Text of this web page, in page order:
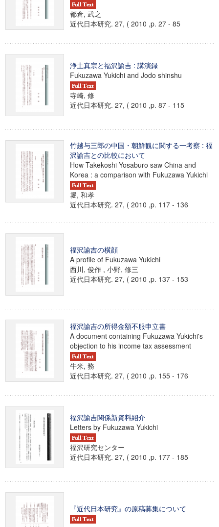
都倉, 武之
近代日本研究. 27, ( 2010 ,p. 27 - 85
浄土真宗と福沢諭吉 : 講演録
Fukuzawa Yukichi and Jodo shinshu
寺崎, 修
近代日本研究. 27, ( 2010 ,p. 87 - 115
竹越与三郎の中国・朝鮮観に関する一考察 : 福
沢諭吉との比較において
How Takekoshi Yosaburo saw China and
Korea : a comparison with Fukuzawa Yukichi
堀, 和孝
近代日本研究. 27, ( 2010 ,p. 117 - 136
福沢諭吉の横顔
A profile of Fukuzawa Yukichi
西川, 俊作 , 小野, 修三
近代日本研究. 27, ( 2010 ,p. 137 - 153
福沢諭吉の所得金額不服申立書
A document containing Fukuzawa Yukichi's
objection to his income tax assessment
牛米, 務
近代日本研究. 27, ( 2010 ,p. 155 - 176
福沢諭吉関係新資料紹介
Letters by Fukuzawa Yukichi
福沢研究センター
近代日本研究. 27, ( 2010 ,p. 177 - 185
『近代日本研究』の原稿募集について